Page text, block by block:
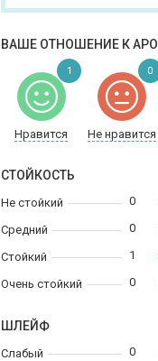
ВАШЕ ОТНОШЕНИЕ К
Нравится Не нравится
1 0
СТОЙКОСТЬ
Не стойкий
Средний
Стойкий
Очень стойкий
0
0
1
0
ШЛЕЙФ
Слабый
0